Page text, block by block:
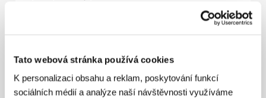
Tato webová stránka používá cookies
K personalizaci obsahu a reklam, poskytování funkcí
sociálních médií a analýze naší návštěvnosti využíváme
Režie: Helena Třeštíková / Česká republika, 2002,
Jsem Odnikud
Režie: Georg Misch / Rakousko, 2002, 80 min